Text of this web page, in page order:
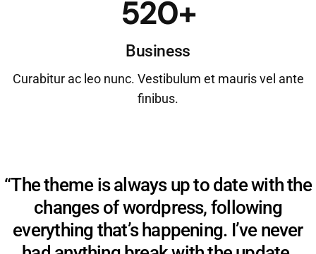
520+
Business
Curabitur ac leo nunc. Vestibulum et mauris vel ante
finibus.
“The theme is always up to date with the
changes of wordpress, following
everything that’s happening. I’ve never